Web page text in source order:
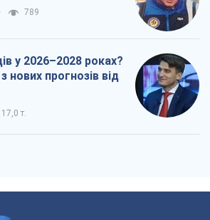
789
у 2026–2028 роках?
нових прогнозів від
17,0 т.